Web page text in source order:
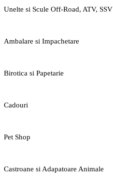
Unelte si Scule Off-Road, ATV, SSV
Ambalare si Impachetare
Birotica si Papetarie
Cadouri
Pet Shop
Castroane si Adapatoare Animale